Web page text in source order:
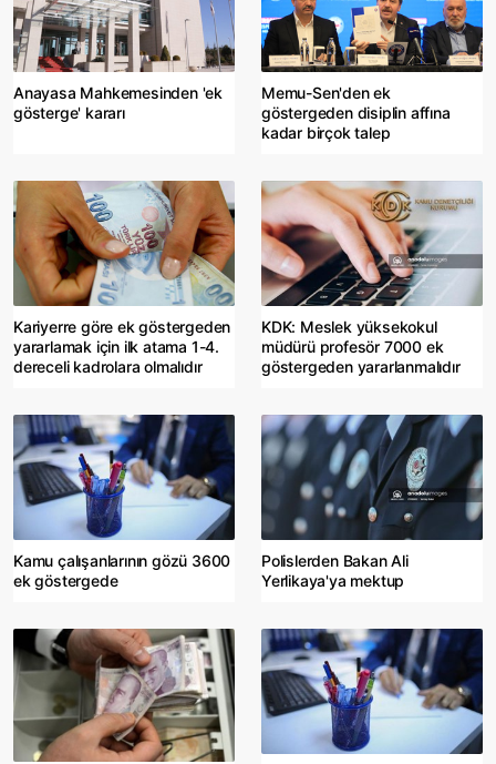
Anayasa Mahkemesinden 'ek
gösterge' kararı
Memu-Sen'den ek
göstergeden disiplin affına
kadar birçok talep
Kariyerre göre ek göstergeden
yararlamak için ilk atama 1-4.
dereceli kadrolara olmalıdır
KDK: Meslek yüksekokul
müdürü profesör 7000 ek
göstergeden yararlanmalıdır
Kamu çalışanlarının gözü 3600
ek göstergede
Polislerden Bakan Ali
Yerlikaya'ya mektup